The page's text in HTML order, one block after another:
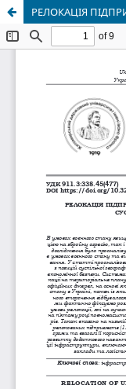
РЕЛОКАЦІЯ